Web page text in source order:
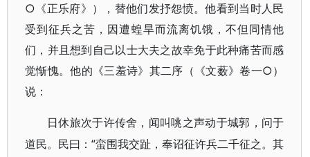
○《正乐府》），替他们发抒怨愤。他看到当时人民
受到征兵之苦，因遭蝗旱而流离饥饿，不但同情他
们，并且想到自己以士大夫之故幸免于此种痛苦而感
觉惭愧。他的《三羞诗》其二序（《文薮》卷一○）
说：
日休旅次于许传舍，闻叫咷之声动于城郭，问于
道民。民曰：“蛮围我交趾，奉诏征许兵二千征之。其